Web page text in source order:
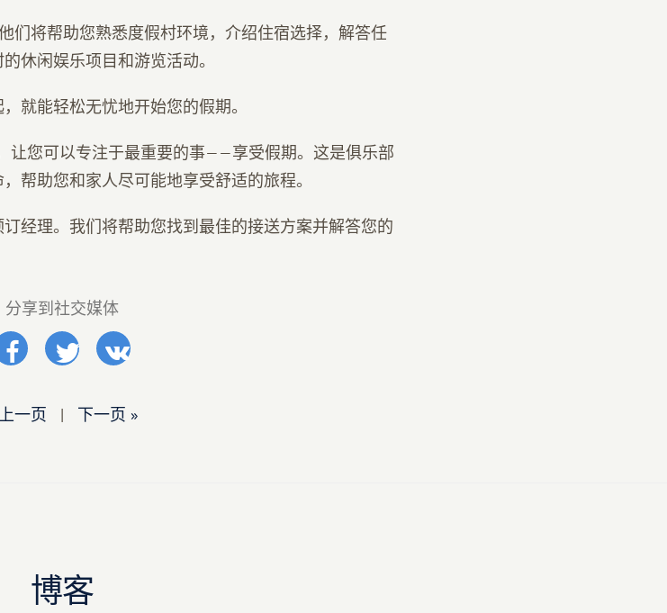
们将帮助您熟悉度假村环境，介绍住宿选择，解答任
休闲娱乐项目和游览活动。
就能轻松无忧地开始您的假期。
让您可以专注于最重要的事——享受假期。这是俱乐部
帮助您和家人尽可能地享受舒适的旅程。
经理。我们将帮助您找到最佳的接送方案并解答您的
分享到社交媒体
一页 | 下一页 »
博客